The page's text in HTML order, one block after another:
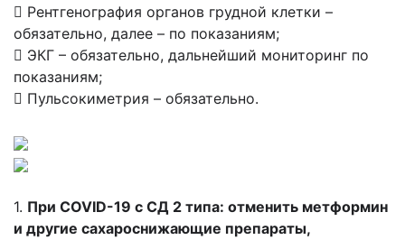
 Рентгенография органов грудной клетки –
обязательно, далее – по показаниям;
 ЭКГ – обязательно, дальнейший мониторинг по
показаниям;
 Пульсокиметрия – обязательно.
1. При COVID-19 c СД 2 типа: отменить метформин
и другие сахароснижающие препараты,